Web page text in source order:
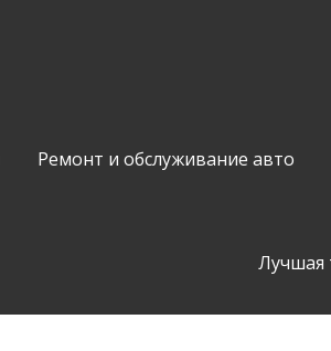
Ремонт и обслуживание авто
Лучшая